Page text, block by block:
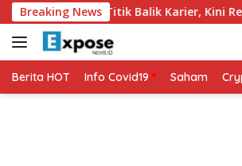
a
g
u
Breaking News
Jadi Titik Balik Karier, Kini Resmi
Berita HOT Info Covid19 Saham